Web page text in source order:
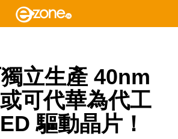
立生產 40nm
可代華為代工
驅動晶片！